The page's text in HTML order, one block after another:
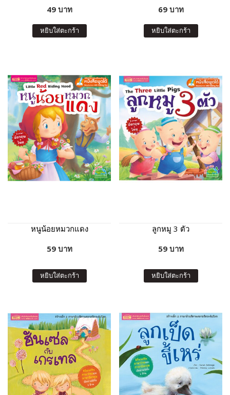
49 บาท
หยิบใส่ตะกร้า
69 บาท
หยิบใส่ตะกร้า
หนูน้อยหมวกแดง
59 บาท
หยิบใส่ตะกร้า
ลูกหมู 3 ตัว
59 บาท
หยิบใส่ตะกร้า